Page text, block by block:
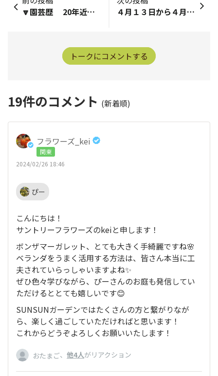
🔽園芸歴 20年近く経ちます 一昨年、主人の実家へ引越し、庭をリフォームしました。 宿根草も勉強したいと思っています 🔽好きなフラワーズの花・野菜 ボンザマーガレット、アズーロコンパクト、サンパラソル、サフィニアブーケ、ウインティー、 ブロッコリー、きゅうり 🔽好きなこと、趣味（スポーツなど園芸以外でもOK）園芸店巡り、水泳。。プール教室に通い4カナヅチから泳法泳げる様になりました✌️ 🔽みんなに一言 長年ガーデニングをしていますが、未だにわからない事いっぱいです。皆さまからの助言に期待しています。 どうぞよろしくお願いします🙏💕
４月１３日から４月１４日の山下公園おまつり広場にはサントリーさん参加しますか？ 参加するようであれば行きたいと思うのですが？ みんなさんもサントリーさん参加するならば行きたいと思う方多いと思うのですが？
トークにコメントする
19件のコメント (新着順)
フラワーズ_kei
関東
2024/02/26 18:46
ぴー
こんにちは！
サントリーフラワーズのkeiと申します！
ボンザマーガレット、とても大きく手綺麗ですね🌸
ベランダをうまく活用する方法は、皆さん本当に工
夫されていらっしゃいますよね✨
ぜひ色々学びながら、ぴーさんのお庭も発信してい
ただけるととても嬉しいです😊
SUNSUNガーデンではたくさんの方と繋がりなが
ら、楽しく過ごしていただければと思います！
これからどうぞよろしくお願いいたします！
おたまご、 他4人がリアクション